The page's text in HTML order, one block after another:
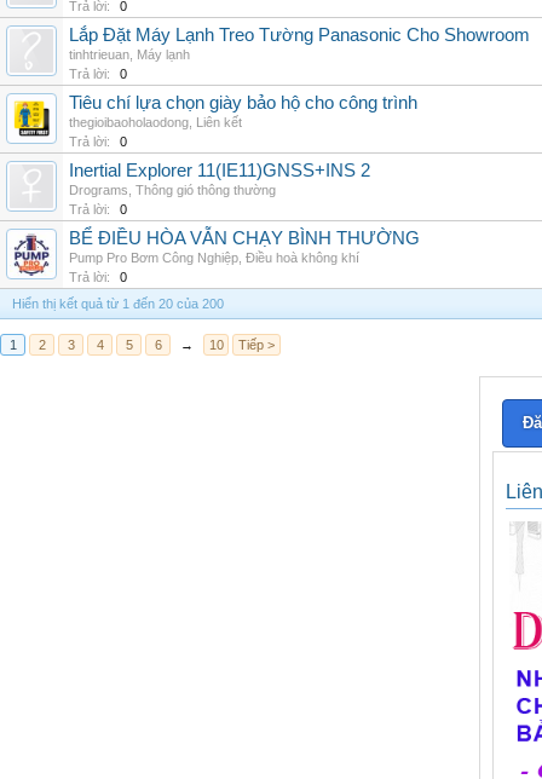
Trả lời:
0
Lắp Đặt Máy Lạnh Treo Tường Panasonic Cho Showroom
tinhtrieuan Máy lạnh
Trả lời:
0
Tiêu chí lựa chọn giày bảo hộ cho công trình
thegioibaoholaodong Liên kết
Trả lời:
0
Inertial Explorer 11(IE11)GNSS+INS 2
Drograms Thông gió thông thường
Trả lời:
0
BỂ ĐIỀU HÒA VẪN CHẠY BÌNH THƯỜNG
Pump Pro Bơm Công Nghiệp Điều hoà không khí
Trả lời:
0
Hiển thị kết quả từ 1 đến 20 của 200
1 2 3 4 5 6 → 10 Tiếp >